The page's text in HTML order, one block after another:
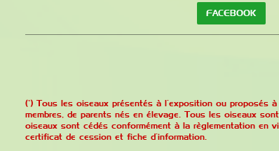
FACEBOOK
(*) Tous les oiseaux présentés à l’exposition ou proposés
membres, de parents nés en élevage. Tous les oiseaux
oiseaux sont cédés conformément à la règlementation en
certificat de cession et fiche d’information.